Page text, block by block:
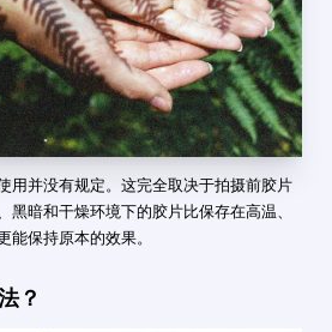
用并没有规定。这完全取决于拍摄前胶片
黑暗和干燥环境下的胶片比保存在高温、
能保持原本的效果。
？